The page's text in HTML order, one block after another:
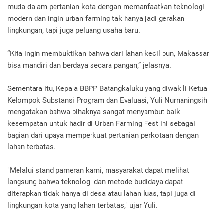
muda dalam pertanian kota dengan memanfaatkan teknologi
modern dan ingin urban farming tak hanya jadi gerakan
lingkungan, tapi juga peluang usaha baru.
“Kita ingin membuktikan bahwa dari lahan kecil pun, Makassar
bisa mandiri dan berdaya secara pangan,” jelasnya.
Sementara itu, Kepala BBPP Batangkaluku yang diwakili Ketua
Kelompok Substansi Program dan Evaluasi, Yuli Nurnaningsih
mengatakan bahwa pihaknya sangat menyambut baik
kesempatan untuk hadir di Urban Farming Fest ini sebagai
bagian dari upaya memperkuat pertanian perkotaan dengan
lahan terbatas.
"Melalui stand pameran kami, masyarakat dapat melihat
langsung bahwa teknologi dan metode budidaya dapat
diterapkan tidak hanya di desa atau lahan luas, tapi juga di
lingkungan kota yang lahan terbatas," ujar Yuli.